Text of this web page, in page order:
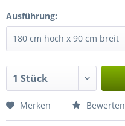
Ausführung:
Merken Bewerten